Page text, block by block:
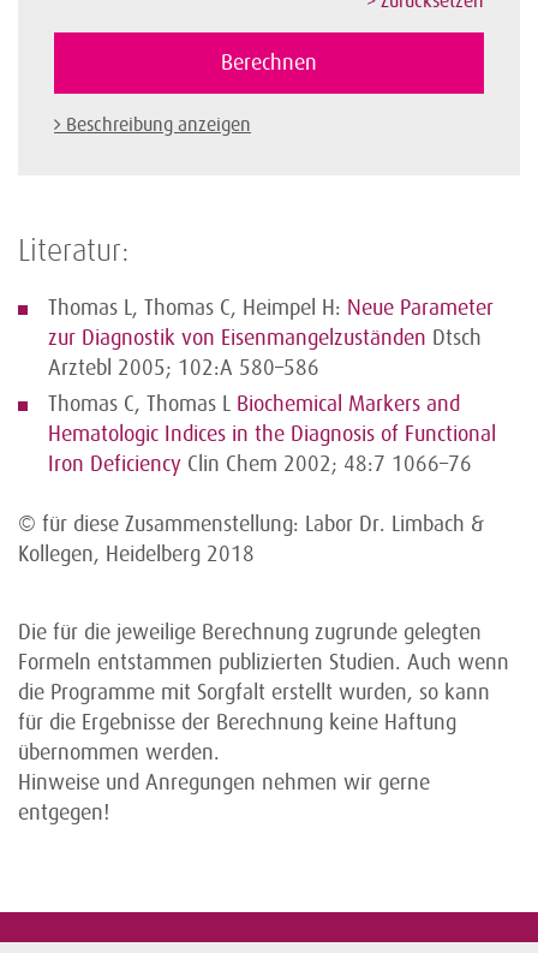
Beschreibung anzeigen
Literatur:
Thomas L, Thomas C, Heimpel H: Neue Parameter
zur Diagnostik von Eisenmangelzuständen Dtsch
Arztebl 2005; 102:A 580–586
Thomas C, Thomas L Biochemical Markers and
Hematologic Indices in the Diagnosis of Functional
Iron Deficiency Clin Chem 2002; 48:7 1066–76
© für diese Zusammenstellung: Labor Dr. Limbach &
Kollegen, Heidelberg 2018
Die für die jeweilige Berechnung zugrunde gelegten
Formeln entstammen publizierten Studien. Auch wenn
die Programme mit Sorgfalt erstellt wurden, so kann
für die Ergebnisse der Berechnung keine Haftung
übernommen werden.
Hinweise und Anregungen nehmen wir gerne
entgegen!